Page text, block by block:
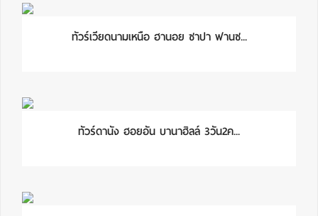
ทัวร์เวียดนามเหนือ ฮานอย ซาปา ฟานซ...
ทัวร์ดานัง ฮอยอัน บานาฮิลล์ 3วัน2ค...